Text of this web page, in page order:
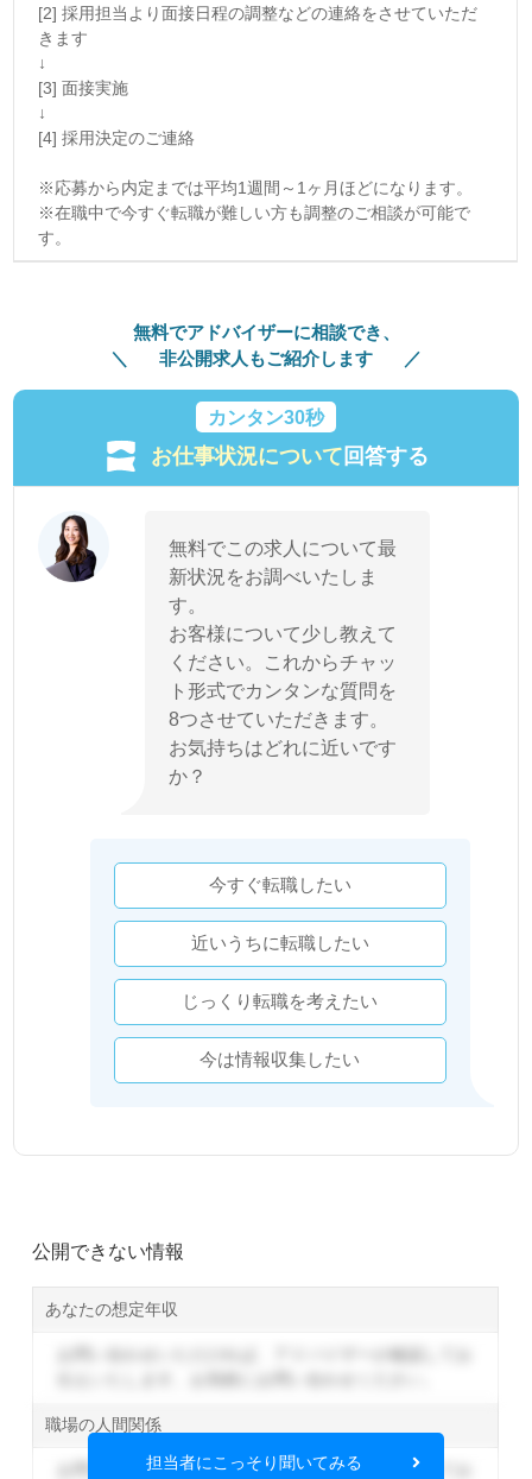
[2] 採用担当より面接日程の調整などの連絡をさせていただ
きます
↓
[3] 面接実施
↓
[4] 採用決定のご連絡
※応募から内定までは平均1週間～1ヶ月ほどになります。
※在職中で今すぐ転職が難しい方も調整のご相談が可能で
す。
無料でアドバイザーに相談でき、
非公開求人もご紹介します
カンタン30秒
お仕事状況について回答する
無料でこの求人について最
新状況をお調べいたしま
す。
お客様について少し教えて
ください。これからチャッ
ト形式でカンタンな質問を
8つさせていただきます。
お気持ちはどれに近いです
か？
今すぐ転職したい
近いうちに転職したい
じっくり転職を考えたい
今は情報収集したい
公開できない情報
あなたの想定年収
職場の人間関係
お問い合わせいただければ、アドバイザーが確認してお
担当者にこっそり聞いてみる